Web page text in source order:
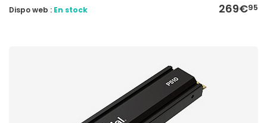
269€95
Dispo web : En stock